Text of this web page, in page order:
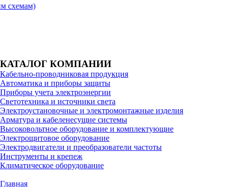
КАТАЛОГ КОМПАНИИ
Кабельно-проводниковая продукция
Автоматика и приборы защиты
Приборы учета электроэнергии
Светотехника и источники света
Электроустановочные и электромонтажные изделия
Арматура и кабеленесущие системы
Высоковольтное оборудование и комплектующие
Электрощитовое оборудование
Электродвигатели и преобразователи частоты
Инструменты и крепеж
Климатическое оборудование
Главная